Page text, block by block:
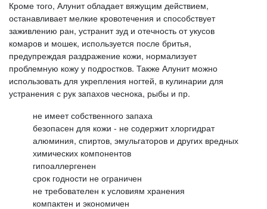
Кроме того, Алунит обладает вяжущим действием,
останавливает мелкие кровотечения и способствует
заживлению ран, устранит зуд и отечность от укусов
комаров и мошек, используется после бритья,
предупреждая раздражение кожи, нормализует
проблемную кожу у подростков. Также Алунит можно
использовать для укрепления ногтей, в кулинарии для
устранения с рук запахов чеснока, рыбы и пр.
не имеет собственного запаха
безопасен для кожи - не содержит хлоргидрат
алюминия, спиртов, эмульгаторов и других вредных
химических компонентов
гипоаллергенен
срок годности не ограничен
не требователен к условиям хранения
компактен и экономичен